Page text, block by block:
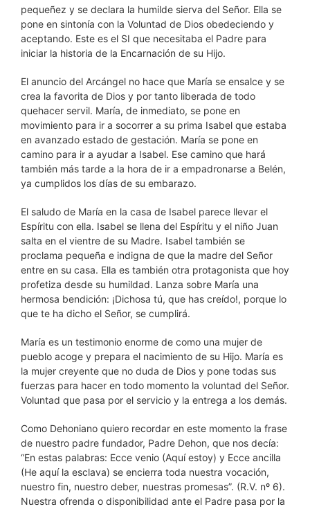
pequeñez y se declara la humilde sierva del Señor. Ella se
pone en sintonía con la Voluntad de Dios obedeciendo y
aceptando. Este es el SI que necesitaba el Padre para
iniciar la historia de la Encarnación de su Hijo.
El anuncio del Arcángel no hace que María se ensalce y se
crea la favorita de Dios y por tanto liberada de todo
quehacer servil. María, de inmediato, se pone en
movimiento para ir a socorrer a su prima Isabel que estaba
en avanzado estado de gestación. María se pone en
camino para ir a ayudar a Isabel. Ese camino que hará
también más tarde a la hora de ir a empadronarse a Belén,
ya cumplidos los días de su embarazo.
El saludo de María en la casa de Isabel parece llevar el
Espíritu con ella. Isabel se llena del Espíritu y el niño Juan
salta en el vientre de su Madre. Isabel también se
proclama pequeña e indigna de que la madre del Señor
entre en su casa. Ella es también otra protagonista que hoy
profetiza desde su humildad. Lanza sobre María una
hermosa bendición: ¡Dichosa tú, que has creído!, porque lo
que te ha dicho el Señor, se cumplirá.
María es un testimonio enorme de como una mujer de
pueblo acoge y prepara el nacimiento de su Hijo. María es
la mujer creyente que no duda de Dios y pone todas sus
fuerzas para hacer en todo momento la voluntad del Señor.
Voluntad que pasa por el servicio y la entrega a los demás.
Como Dehoniano quiero recordar en este momento la frase
de nuestro padre fundador, Padre Dehon, que nos decía:
“En estas palabras: Ecce venio (Aquí estoy) y Ecce ancilla
(He aquí la esclava) se encierra toda nuestra vocación,
nuestro fin, nuestro deber, nuestras promesas”. (R.V. nº 6).
Nuestra ofrenda o disponibilidad ante el Padre pasa por la